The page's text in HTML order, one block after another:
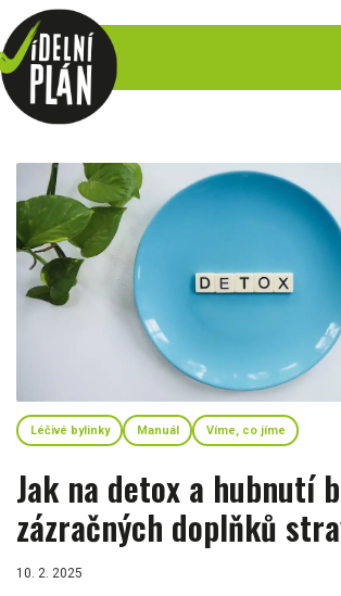
Léčivé bylinky Manuál Víme, co jíme
Jak na detox a hubnutí
zázračných doplňků
10. 2. 2025